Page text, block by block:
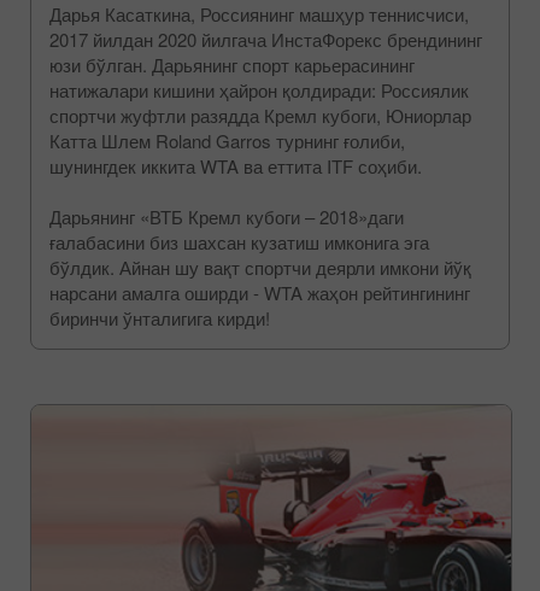
Дарья Касаткина, Россиянинг машҳур теннисчиси,
2017 йилдан 2020 йилгача ИнстаФорекс брендининг
юзи бўлган. Дарьянинг спорт карьерасининг
натижалари кишини ҳайрон қолдиради: Россиялик
спортчи жуфтли разядда Кремл кубоги, Юниорлар
Катта Шлем Roland Garros турнинг ғолиби,
шунингдек иккита WTA ва еттита ITF соҳиби.
Дарьянинг «ВТБ Кремл кубоги – 2018»даги
ғалабасини биз шахсан кузатиш имконига эга
бўлдик. Айнан шу вақт спортчи деярли имкони йўқ
нарсани амалга оширди - WTA жаҳон рейтингининг
биринчи ўнталигига кирди!